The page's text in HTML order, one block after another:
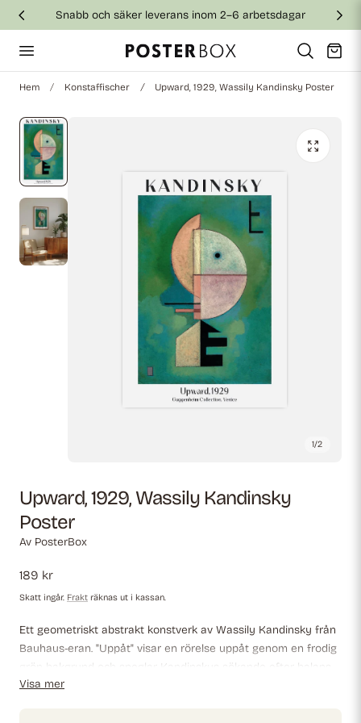
till innehålletSnabb och säker leverans inom 2–6 arbetsdagar
Vagn
Hem Konstaffischer Upward, 1929, Wassily Kandinsky Poster
1/2
Upward, 1929, Wassily Kandinsky
Poster
Av PosterBox
Ordinarie
pris
189 kr
Skatt ingår. Frakt räknas ut i kassan.
Ett geometriskt abstrakt konstverk av Wassily Kandinsky från
Bauhaus-eran. "Uppåt" visar en rörelse uppåt genom en frodig
grön bakgrund och speglar Kandinskys sökande efter balans
och andlig mening i konsten.
Visa mer